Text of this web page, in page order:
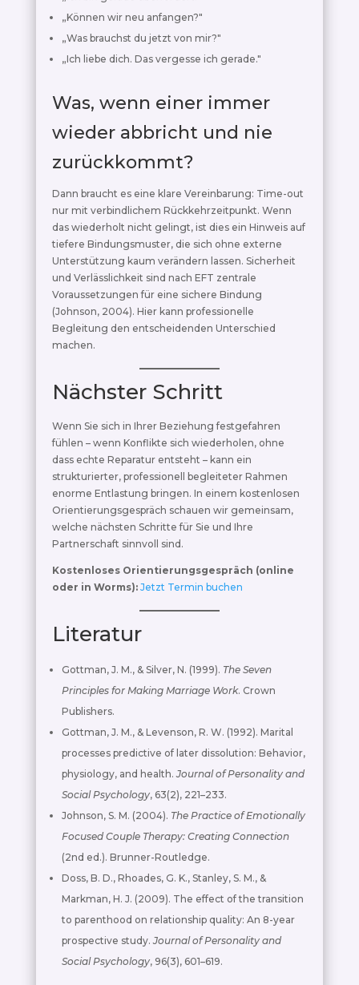
„Können wir neu anfangen?"
„Was brauchst du jetzt von mir?"
„Ich liebe dich. Das vergesse ich gerade."
Was, wenn einer immer
wieder abbricht und nie
zurückkommt?
Dann braucht es eine klare Vereinbarung: Time-out
nur mit verbindlichem Rückkehrzeitpunkt. Wenn
das wiederholt nicht gelingt, ist dies ein Hinweis auf
tiefere Bindungsmuster, die sich ohne externe
Unterstützung kaum verändern lassen. Sicherheit
und Verlässlichkeit sind nach EFT zentrale
Voraussetzungen für eine sichere Bindung
(Johnson, 2004). Hier kann professionelle
Begleitung den entscheidenden Unterschied
machen.
Nächster Schritt
Wenn Sie sich in Ihrer Beziehung festgefahren
fühlen – wenn Konflikte sich wiederholen, ohne
dass echte Reparatur entsteht – kann ein
strukturierter, professionell begleiteter Rahmen
enorme Entlastung bringen. In einem kostenlosen
Orientierungsgespräch schauen wir gemeinsam,
welche nächsten Schritte für Sie und Ihre
Partnerschaft sinnvoll sind.
Kostenloses Orientierungsgespräch (online
oder in Worms): Jetzt Termin buchen
Literatur
Gottman, J. M., & Silver, N. (1999). The Seven
Principles for Making Marriage Work. Crown
Publishers.
Gottman, J. M., & Levenson, R. W. (1992). Marital
processes predictive of later dissolution: Behavior,
physiology, and health.Journal of Personality and
Social Psychology, 63(2), 221–233.
Johnson, S. M. (2004). The Practice of Emotionally
Focused Couple Therapy: Creating Connection
(2nd ed.). Brunner-Routledge.
Doss, B. D., Rhoades, G. K., Stanley, S. M., &
Markman, H. J. (2009). The effect of the transition
to parenthood on relationship quality: An 8-year
prospective study.Journal of Personality and
Social Psychology, 96(3), 601–619.